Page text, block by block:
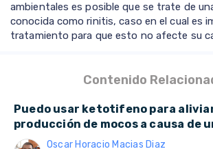
ambientales es posible que se trate de
conocida como rinitis, caso en el cual es
tratamiento para que esto no afecte su
Contenido
Puedo usar ketotifeno para
producción de mocos a causa de
Oscar Horacio Macias Diaz